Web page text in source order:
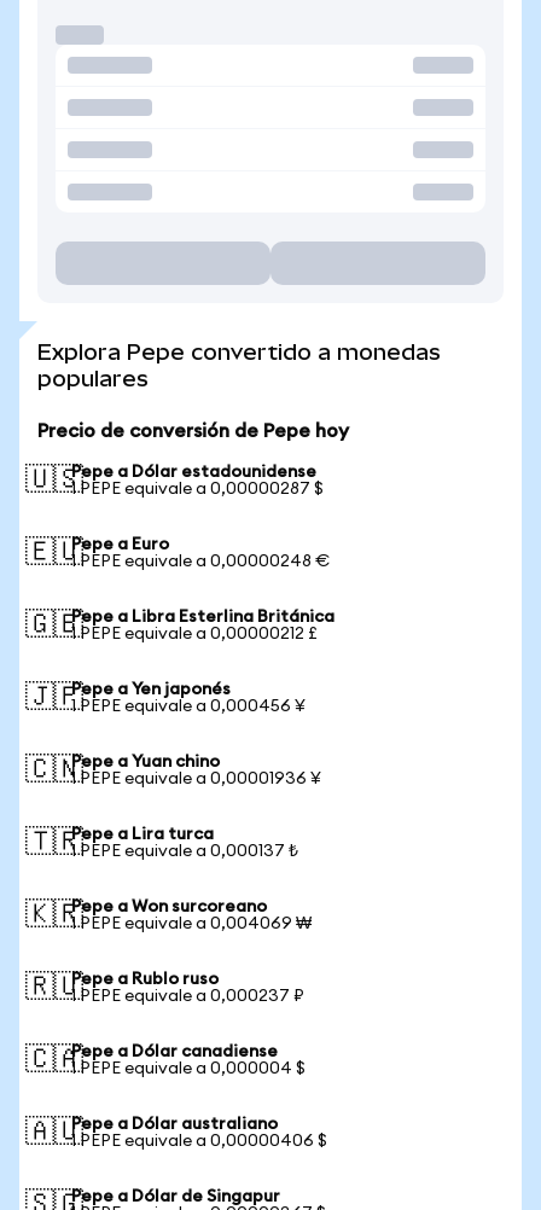
Explora Pepe convertido a monedas
populares
Precio de conversión de Pepe hoy
🇺🇸Pepe a Dólar estadounidense
1 PEPE equivale a 0,00000287 $
🇪🇺Pepe a Euro
1 PEPE equivale a 0,00000248 €
🇬🇧Pepe a Libra Esterlina Británica
1 PEPE equivale a 0,00000212 £
🇯🇵Pepe a Yen japonés
1 PEPE equivale a 0,000456 ¥
🇨🇳Pepe a Yuan chino
1 PEPE equivale a 0,00001936 ¥
🇹🇷Pepe a Lira turca
1 PEPE equivale a 0,000137 ₺
🇰🇷Pepe a Won surcoreano
1 PEPE equivale a 0,004069 ₩
🇷🇺Pepe a Rublo ruso
1 PEPE equivale a 0,000237 ₽
🇨🇦Pepe a Dólar canadiense
1 PEPE equivale a 0,000004 $
🇦🇺Pepe a Dólar australiano
1 PEPE equivale a 0,00000406 $
Pepe a Dólar de Singapur